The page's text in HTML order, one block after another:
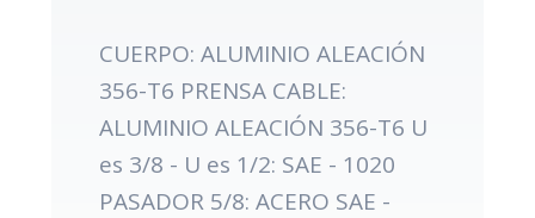
CUERPO: ALUMINIO ALEACIÓN
356-T6 PRENSA CABLE:
ALUMINIO ALEACIÓN 356-T6 U
es 3/8 - U es 1/2: SAE - 1020
PASADOR 5/8: ACERO SAE -